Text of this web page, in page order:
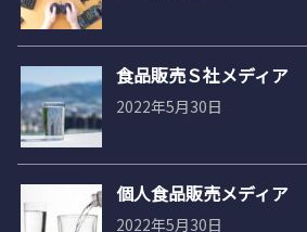
食品販売Ｓ社メディア
2022年5月30日
個人食品販売メディア
2022年5月30日